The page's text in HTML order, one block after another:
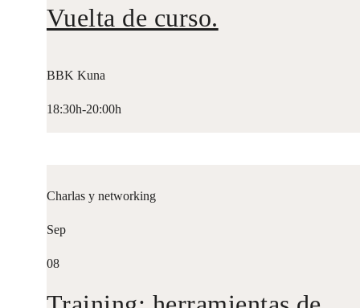
Vuelta de curso.
BBK Kuna
18:30h-20:00h
Charlas y networking
Sep
08